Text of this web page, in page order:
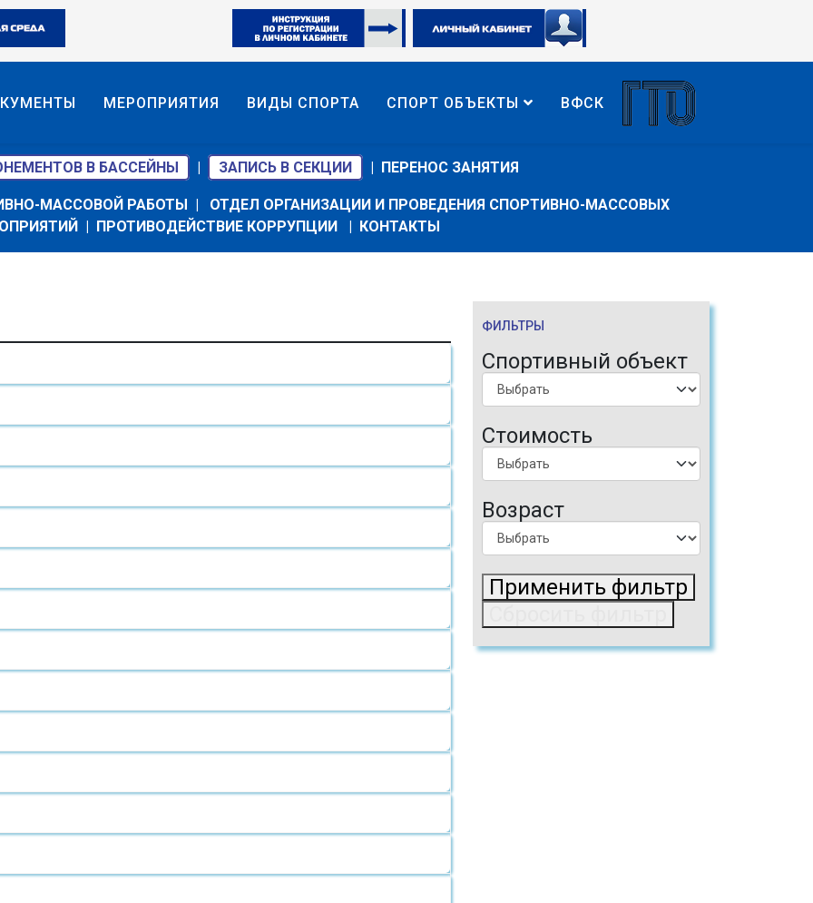
МЕРОПРИЯТИЯ ВИДЫ СПОРТА СПОРТ ОБЪЕКТЫ ВФСК
В БАССЕЙНЫ | ЗАПИСЬ В СЕКЦИИ | ПЕРЕНОС ЗАНЯТИЯ
МАССОВОЙ РАБОТЫ | ОТДЕЛ ОРГАНИЗАЦИИ И ПРОВЕДЕНИЯ СПОРТИВНО-МАССОВЫХ
| ПРОТИВОДЕЙСТВИЕ КОРРУПЦИИ | КОНТАКТЫ
ФИЛЬТРЫ
Спортивный объект
Стоимость
Возраст
Применить фильтр